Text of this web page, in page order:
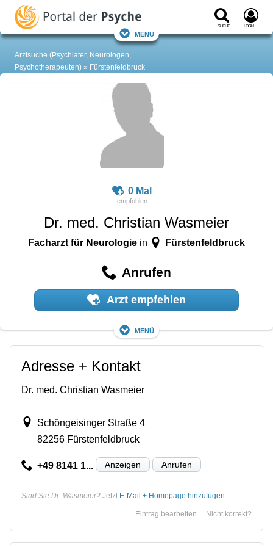
Suche Login
Menü
Arztsuche (Psychiater, Neurologen,
Psychotherapeuten)
Fürstenfeldbruck
0 Mal
Dr. med. Christian Wasmeier
Facharzt für Neurologiein Fürstenfeldbruck
Anrufen
Arzt empfehlen
Menü
Adresse + Kontakt
Dr. med. Christian Wasmeier
Schöngeisinger Straße 4
82256 Fürstenfeldbruck
+49 8141 1... Anzeigen Anrufen
Sind Sie Dr. Wasmeier? Jetzt E-Mail + Homepage hinzufügen
Nicht korrekt?
Eintrag bearbeiten